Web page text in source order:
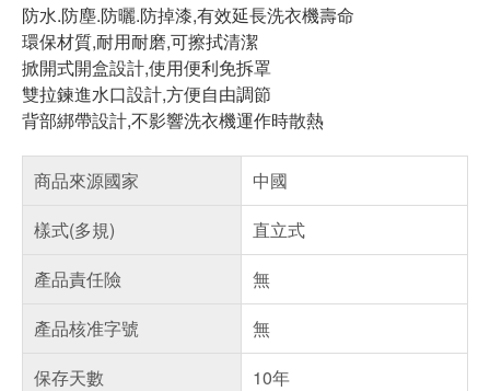
防水.防塵.防曬.防掉漆,有效延長洗衣機壽命
環保材質,耐用耐磨,可擦拭清潔
掀開式開盒設計,使用便利免拆罩
雙拉鍊進水口設計,方便自由調節
背部綁帶設計,不影響洗衣機運作時散熱
商品來源國家
中國
樣式(多規)
直立式
產品責任險
無
產品核准字號
無
保存天數
10年